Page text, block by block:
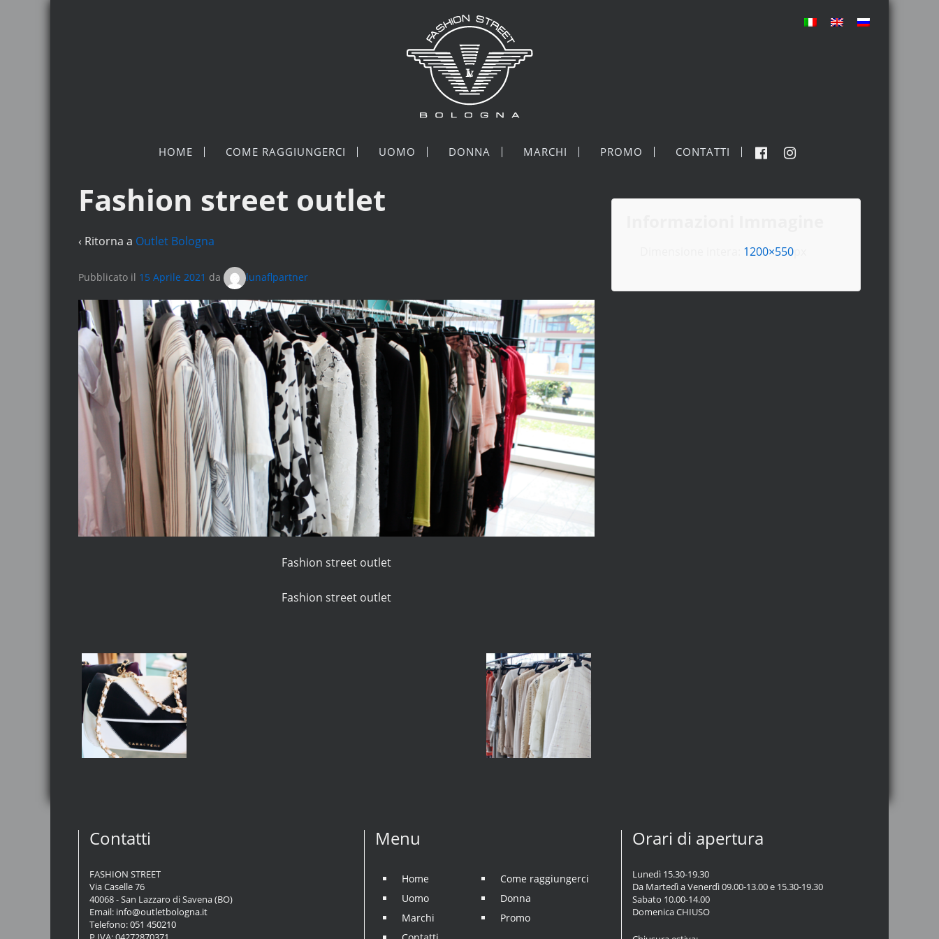
HOME COME RAGGIUNGERCI UOMO DONNA MARCHI PROMO CONTATTI
Fashion street outlet
‹ Ritorna a Outlet Bologna
Pubblicato il 15 Aprile 2021 da lunaflpartner
Fashion street outlet
Fashion street outlet
1200×550px
Contatti
FASHION STREET
Via Caselle 76
40068 - San Lazzaro di Savena (BO)
Email: info@outletbologna.it
Telefono:051 450210
Menu
Home
Come raggiungerci
Uomo
Donna
Marchi
Promo
Orari di apertura
Lunedì 15.30-19.30
Da Martedì a Venerdì 09.00-13.00 e 15.30-19.30
Sabato 10.00-14.00
Domenica CHIUSO